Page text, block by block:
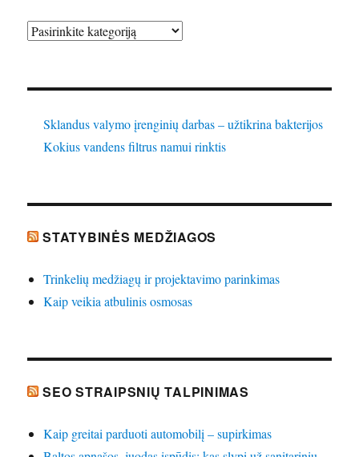
Kategorijos
Sklandus valymo įrenginių darbas – užtikrina bakterijos
Kokius vandens filtrus namui rinktis
STATYBINĖS MEDŽIAGOS
Trinkelių medžiagų ir projektavimo parinkimas
Kaip veikia atbulinis osmosas
SEO STRAIPSNIŲ TALPINIMAS
Kaip greitai parduoti automobilį – supirkimas